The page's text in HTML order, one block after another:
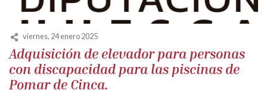
viernes, 24 enero 2025
Adquisición de elevador para personas
con discapacidad para las piscinas de
Pomar de Cinca.